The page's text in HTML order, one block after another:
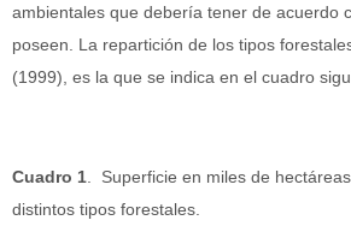
ambientales que debería tener de acuerdo
poseen. La repartición de los tipos
(1999), es la que se indica en el cuadro
Cuadro 1 . Superficie en miles de
distintos tipos forestales.